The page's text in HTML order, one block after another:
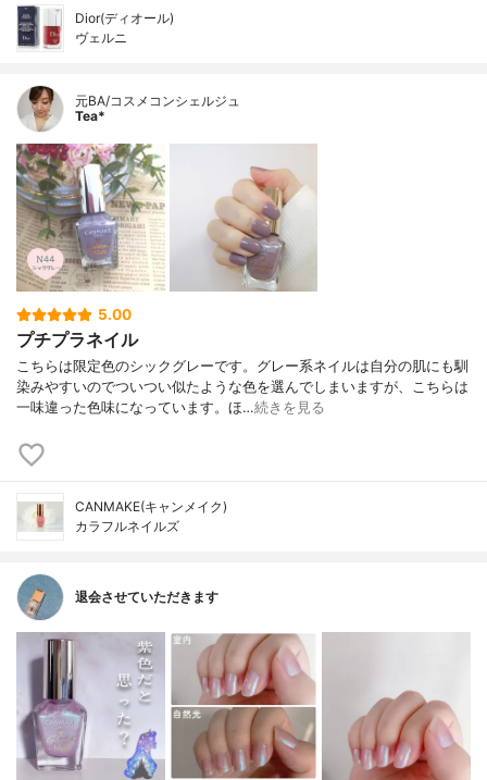
Dior(ディオール)
ヴェルニ
元BA/コスメコンシェルジュ
Tea*
5.00
プチプラネイル
こちらは限定色のシックグレーです。グレー系ネイルは自分の肌にも馴
染みやすいのでついつい似たような色を選んでしまいますが、こちらは
一味違った色味になっています。ほ…続きを見る
CANMAKE(キャンメイク)
カラフルネイルズ
退会させていただきます